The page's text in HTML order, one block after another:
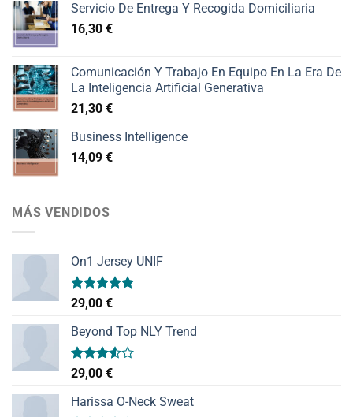
Servicio De Entrega Y Recogida Domiciliaria
16,30 €
Comunicación Y Trabajo En Equipo En La Era De
La Inteligencia Artificial Generativa
21,30 €
Business Intelligence
14,09 €
MÁS VENDIDOS
On1 Jersey UNIF
Valorado
con
de 5
29,00 €
Beyond Top NLY Trend
Valorado
con
3.50de
5
29,00 €
Harissa O-Neck Sweat